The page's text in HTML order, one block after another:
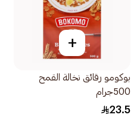
+
بوكومو رقائق نخالة القمح
500جرام
23.5